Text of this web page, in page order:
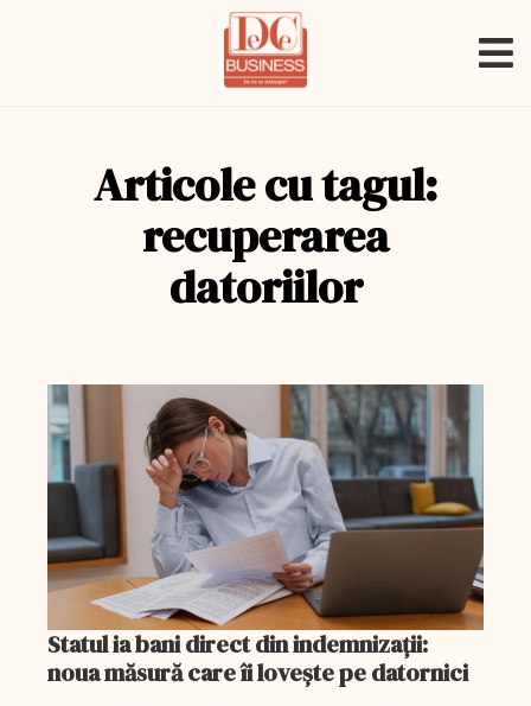
Articole cu tagul:
recuperarea
datoriilor
Statul ia bani direct din indemnizații:
noua măsură care îi lovește pe datornici